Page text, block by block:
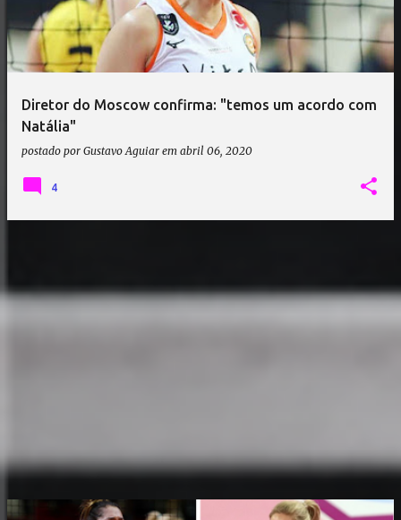
Diretor do Moscow confirma: "temos um acordo com
Natália"
postado por Gustavo Aguiar em abril 06, 2020
4